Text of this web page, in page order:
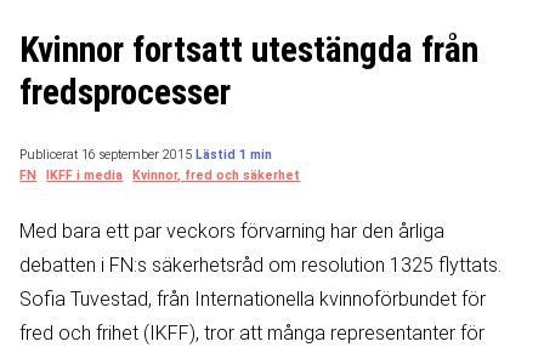
Kvinnor fortsatt utestängda från
fredsprocesser
Publicerat 16 september 2015
FN
IKFF i media Kvinnor, fred och säkerhet
Med bara ett par veckors förvarning har den årliga
debatten i FN:s säkerhetsråd om resolution 1325 flyttats.
Sofia Tuvestad, från Internationella kvinnoförbundet för
fred och frihet (IKFF), tror att många representanter för